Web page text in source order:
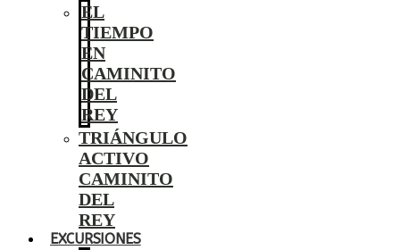
EL
TIEMPO
EN
CAMINITO
DEL
REY
TRIÁNGULO
ACTIVO
CAMINITO
DEL
REY
EXCURSIONES